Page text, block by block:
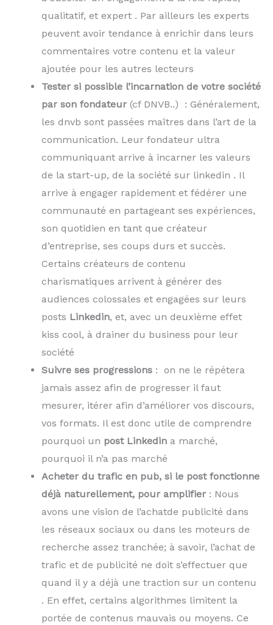
qualitatif, et expert . Par ailleurs les experts
peuvent avoir tendance à enrichir dans leurs
commentaires votre contenu et la valeur
ajoutée pour les autres lecteurs
Tester si possible l’incarnation de votre société
par son fondateur (cf DNVB..) : Généralement,
les dnvb sont passées maîtres dans l’art de la
communication. Leur fondateur ultra
communiquant arrive à incarner les valeurs
de la start-up, de la société sur linkedin . Il
arrive à engager rapidement et fédérer une
communauté en partageant ses expériences,
son quotidien en tant que créateur
d’entreprise, ses coups durs et succès.
Certains créateurs de contenu
charismatiques arrivent à générer des
audiences colossales et engagées sur leurs
posts Linkedin, et, avec un deuxième effet
kiss cool, à drainer du business pour leur
société
Suivre ses progressions : on ne le répétera
jamais assez afin de progresser il faut
mesurer, itérer afin d’améliorer vos discours,
vos formats. Il est donc utile de comprendre
pourquoi un post Linkedin a marché,
pourquoi il n’a pas marché
Acheter du trafic en pub, si le post fonctionne
déjà naturellement, pour amplifier : Nous
avons une vision de l’achatde publicité dans
les réseaux sociaux ou dans les moteurs de
recherche assez tranchée; à savoir, l’achat de
trafic et de publicité ne doit s’effectuer que
quand il y a déjà une traction sur un contenu
. En effet, certains algorithmes limitent la
portée de contenus mauvais ou moyens. Ce